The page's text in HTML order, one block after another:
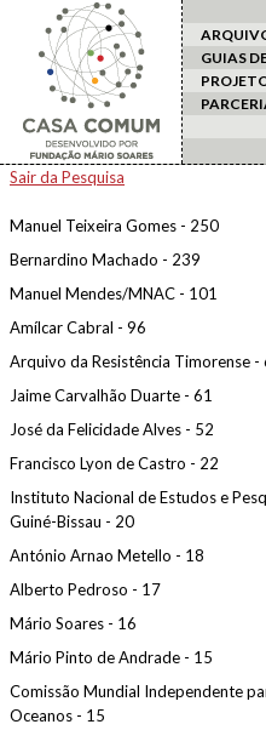
GUIAS
Sair da Pesquisa
Manuel Teixeira Gomes - 250
Bernardino Machado - 239
Manuel Mendes/MNAC - 101
Amílcar Cabral - 96
Arquivo da Resistência Timorense -
Jaime Carvalhão Duarte - 61
José da Felicidade Alves - 52
Francisco Lyon de Castro - 22
Instituto Nacional de Estudos e
Guiné-Bissau - 20
António Arnao Metello - 18
Alberto Pedroso - 17
Mário Soares - 16
Mário Pinto de Andrade - 15
Comissão Mundial Independente
Oceanos - 15